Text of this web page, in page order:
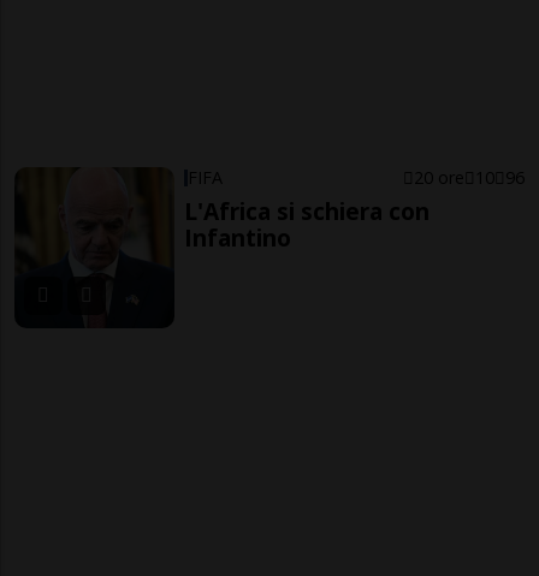
FIFA 20 ore 10 96
L'Africa si schiera con
Infantino